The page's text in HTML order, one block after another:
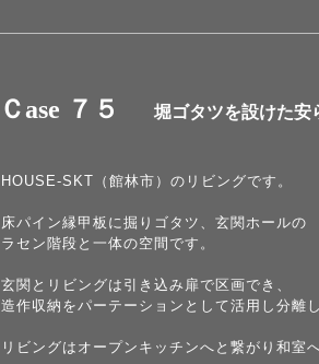
Ｃase ７５ 堀ゴタツを設けた安
HOUSE-SKT（館林市）のリビングです。
床パイン縁甲板に掘りゴタツ、玄関ホールの
ラセン階段と一体の空間です。
玄関とリビングは引き込み扉で区画でき、
造作収納をパーテーションとして活用し分離
リビングはオープンキッチンへと繋がり和室